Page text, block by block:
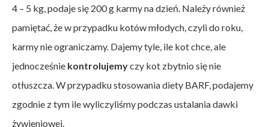
4 – 5 kg, podaje się 200 g karmy na dzień. Należy również
pamiętać, że w przypadku kotów młodych, czyli do roku,
karmy nie ograniczamy. Dajemy tyle, ile kot chce, ale
jednocześnie kontrolujemyczy kot zbytnio się nie
otłuszcza. W przypadku stosowania diety BARF, podajemy
zgodnie z tym ile wyliczyliśmy podczas ustalania dawki
żywieniowej.